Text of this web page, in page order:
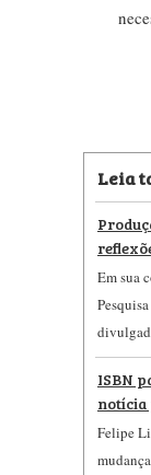
Leia
Em sua
ISBN
notícia
Felipe